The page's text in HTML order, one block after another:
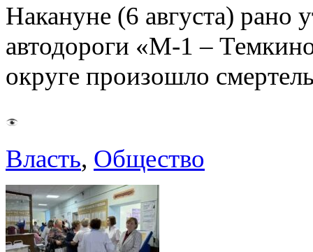
Накануне (6 августа) рано
автодороги «М-1 –
округе произошло
Власть, Общество